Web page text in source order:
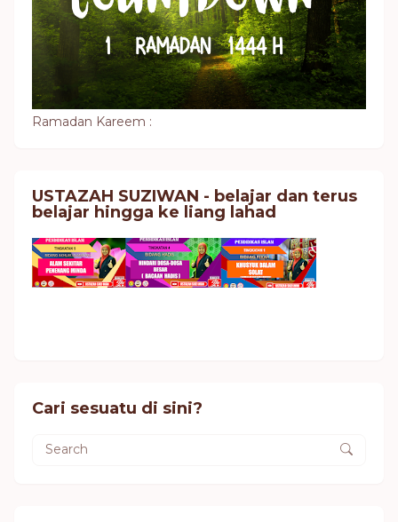
Ramadan Kareem :
USTAZAH SUZIWAN - belajar dan terus
belajar hingga ke liang lahad
Cari sesuatu di sini?